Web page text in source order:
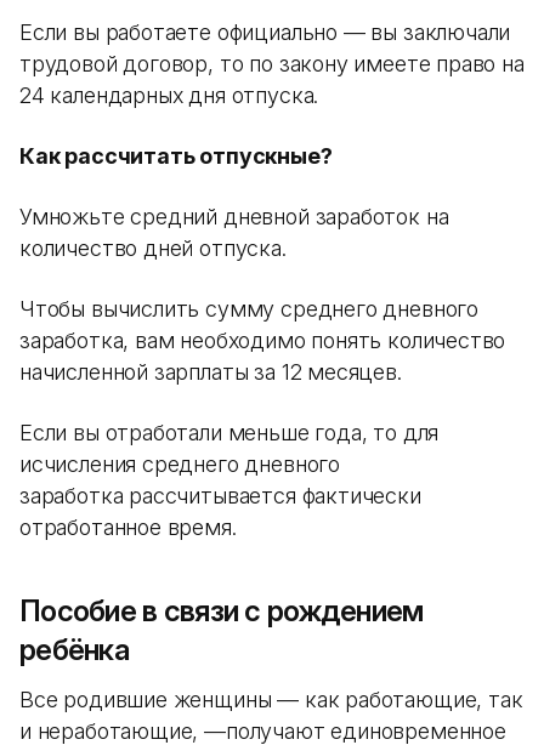
Если вы работаете официально — вы заключали
трудовой договор, то по закону имеете право на
24 календарных дня отпуска.
Как рассчитать отпускные?
Умножьте средний дневной заработок на
количество дней отпуска.
Чтобы вычислить сумму среднего дневного
заработка, вам необходимо понять количество
начисленной зарплаты за 12 месяцев.
Если вы отработали меньше года, то для
исчисления среднего дневного
заработка рассчитывается фактически
отработанное время.
Пособие в связи с рождением
ребёнка
Все родившие женщины — как работающие, так
и неработающие, —получают единовременное